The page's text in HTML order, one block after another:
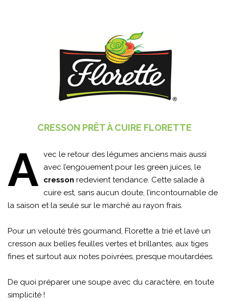
CRESSON PRÊT À CUIRE FLORETTE
A vec le retour des légumes anciens mais aussi
avec l’engouement pour les green juices, le
cresson redevient tendance. Cette salade à
cuire est, sans aucun doute, l’incontournable de
la saison et la seule sur le marché au rayon frais.
Pour un velouté très gourmand, Florette a trié et lavé un
cresson aux belles feuilles vertes et brillantes, aux tiges
fines et surtout aux notes poivrées, presque moutardées.
De quoi préparer une soupe avec du caractère, en toute
simplicité !